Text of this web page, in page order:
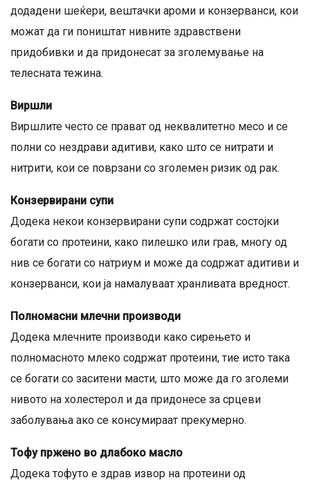
додадени шеќери, вештачки ароми и конзерванси, кои
можат да ги поништат нивните здравствени
придобивки и да придонесат за зголемување на
телесната тежина.
Виршли
Виршлите често се прават од неквалитетно месо и се
полни со нездрави адитиви, како што се нитрати и
нитрити, кои се поврзани со зголемен ризик од рак.
Конзервирани супи
Додека некои конзервирани супи содржат состојки
богати со протеини, како пилешко или грав, многу од
нив се богати со натриум и може да содржат адитиви и
конзерванси, кои ја намалуваат хранливата вредност.
Полномасни млечни производи
Додека млечните производи како сирењето и
полномасното млеко содржат протеини, тие исто така
се богати со заситени масти, што може да го зголеми
нивото на холестерол и да придонесе за срцеви
заболувања ако се консумираат прекумерно.
Тофу пржено во длабоко масло
Додека тофуто е здрав извор на протеини од